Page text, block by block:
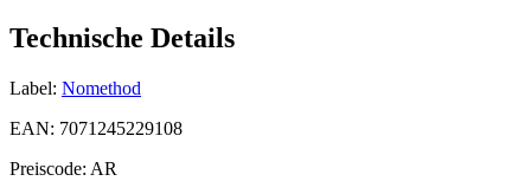
Technische Details
Label: Nomethod
EAN: 7071245229108
Preiscode: AR